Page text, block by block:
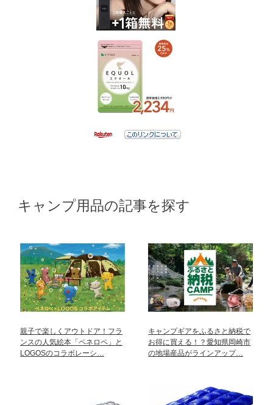
キャンプ用品の記事を探す
親子で楽しくアウトドア！フラ
ンスの人気絵本「ペネロペ」と
LOGOSのコラボレーシ…
キャンプギアをふるさと納税で
お得に買える！？愛知県岡崎市
の地場産品がラインアップ…